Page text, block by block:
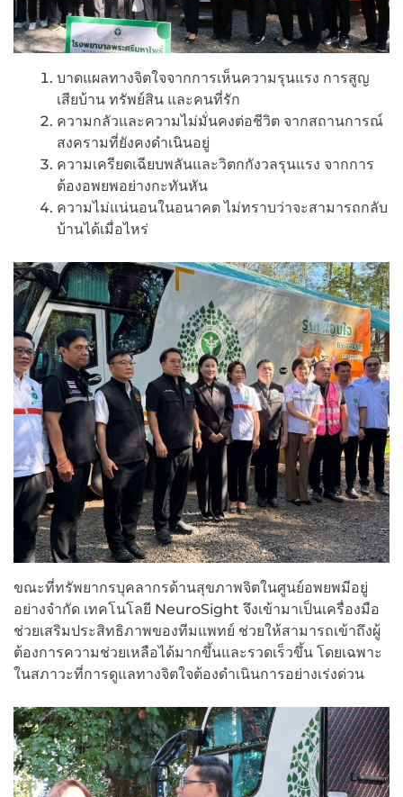
บาดแผลทางจิตใจจากการเห็นความรุนแรง การสูญ
เสียบ้าน ทรัพย์สิน และคนที่รัก
ความกลัวและความไม่มั่นคงต่อชีวิต จากสถานการณ์
สงครามที่ยังคงดำเนินอยู่
ความเครียดเฉียบพลันและวิตกกังวลรุนแรง จากการ
ต้องอพยพอย่างกะทันหัน
ความไม่แน่นอนในอนาคต ไม่ทราบว่าจะสามารถกลับ
บ้านได้เมื่อไหร่
ขณะที่ทรัพยากรบุคลากรด้านสุขภาพจิตในศูนย์อพยพมีอยู่
อย่างจำกัด เทคโนโลยี NeuroSight จึงเข้ามาเป็นเครื่องมือ
ช่วยเสริมประสิทธิภาพของทีมแพทย์ ช่วยให้สามารถเข้าถึงผู้
ต้องการความช่วยเหลือได้มากขึ้นและรวดเร็วขึ้น โดยเฉพาะ
ในสภาวะที่การดูแลทางจิตใจต้องดำเนินการอย่างเร่งด่วน